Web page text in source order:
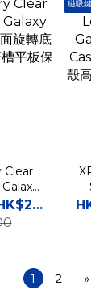
Clear
轉底
平板保
HK$198.00 ~ HK$258.00
磁吸
-
1 2 »